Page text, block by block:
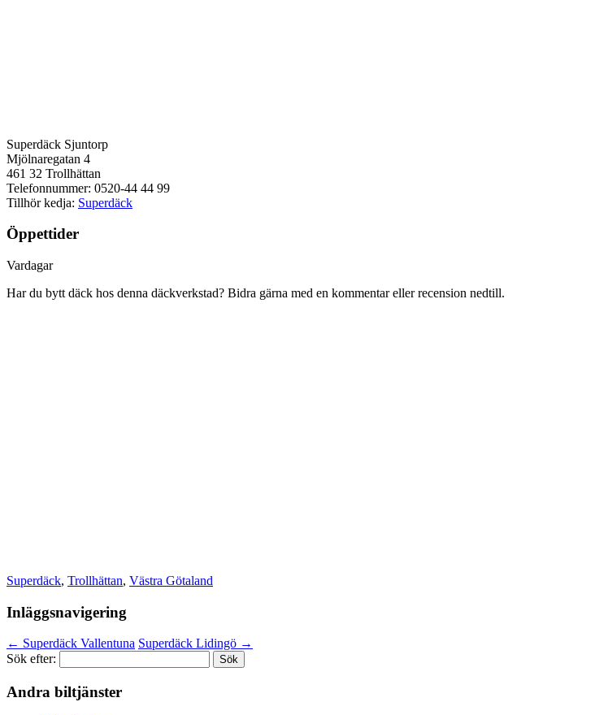
Superdäck Sjuntorp
Mjölnaregatan 4
461 32 Trollhättan
Telefonnummer: 0520-44 44 99
Tillhör kedja: Superdäck
Öppettider
Vardagar
Har du bytt däck hos denna däckverkstad? Bidra gärna med en kommentar eller recension nedtill.
Superdäck, Trollhättan, Västra Götaland
Inläggsnavigering
← Superdäck Vallentuna Superdäck Lidingö →
Sök efter:
Andra biltjänster